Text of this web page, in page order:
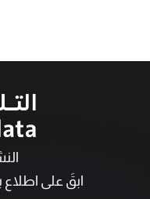
ابقَ على اطلاع